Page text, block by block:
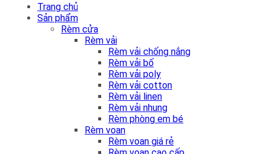
Trang chủ
Sản phẩm
Rèm cửa
Rèm vải
Rèm vải chống nắng
Rèm vải bố
Rèm vải poly
Rèm vải cotton
Rèm vải linen
Rèm vải nhung
Rèm phòng em bé
Rèm voan
Rèm voan giá rẻ